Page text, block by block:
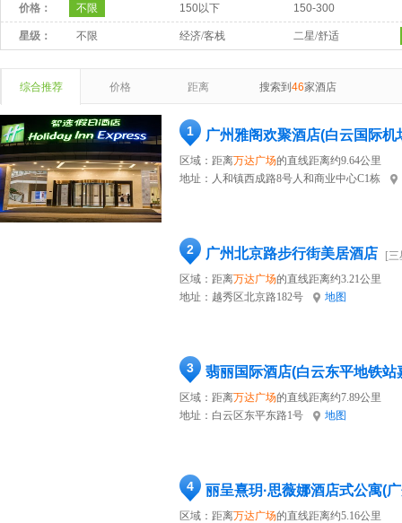
价格： 不限 150以下 150-300
星级： 不限 经济/客栈 二星/舒适
综合推荐 价格 距离 搜索到 46家酒店
1 广州雅阁欢聚酒店(白云国际机
区域：距离万达广场的直线距离约9.64公里
地址： 人和镇西成路8号人和商业中心C1栋
2 广州北京路步行街美居酒店
[
区域：距离万达广场的直线距离约3.21公里
地址： 越秀区北京路182号 地图
3 翡丽国际酒店(白云东平地铁站
区域：距离万达广场的直线距离约7.89公里
地址： 白云区东平东路1号 地图
4
区域：距离万达广场的直线距离约5.16公里